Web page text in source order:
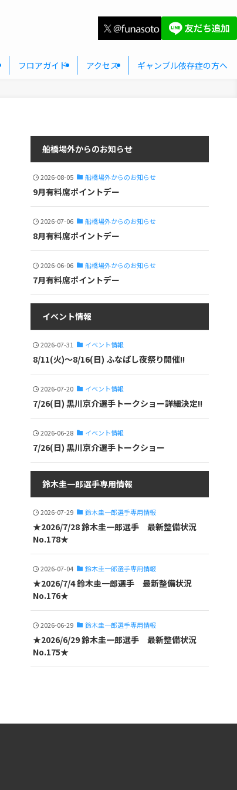
フロアガイド アクセス ギャンブル依存症の方へ
船橋場外からのお知らせ
2026-08-05 船橋場外からのお知らせ
9月有料席ポイントデー
2026-07-06 船橋場外からのお知らせ
8月有料席ポイントデー
2026-06-06 船橋場外からのお知らせ
7月有料席ポイントデー
イベント情報
2026-07-31 イベント情報
8/11(火)～8/16(日) ふなばし夜祭り開催!!
2026-07-20 イベント情報
7/26(日) 黒川京介選手トークショー詳細決定!!
2026-06-28 イベント情報
7/26(日) 黒川京介選手トークショー
鈴木圭一郎選手専用情報
2026-07-29 鈴木圭一郎選手専用情報
★2026/7/28 鈴木圭一郎選手 最新整備状況
No.178★
2026-07-04 鈴木圭一郎選手専用情報
★2026/7/4 鈴木圭一郎選手 最新整備状況
No.176★
2026-06-29 鈴木圭一郎選手専用情報
★2026/6/29 鈴木圭一郎選手 最新整備状況
No.175★